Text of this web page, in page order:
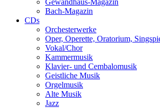
Gewandhaus-Magazin
Bach-Magazin
CDs
Orchesterwerke
Oper, Operette, Oratorium,
Vokal/Chor
Kammermusik
Klavier- und Cembalomusik
Geistliche Musik
Orgelmusik
Alte Musik
Jazz